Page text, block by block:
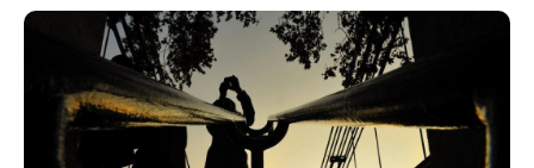
sur les photos que vous avez réalisées.
Le stage peut être annulé ou reporté en fonction de
la météo et du quota mini de participants